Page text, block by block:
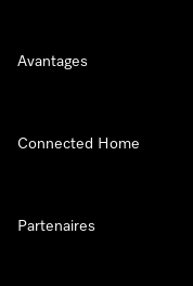
Avantages
Connected Home
Partenaires